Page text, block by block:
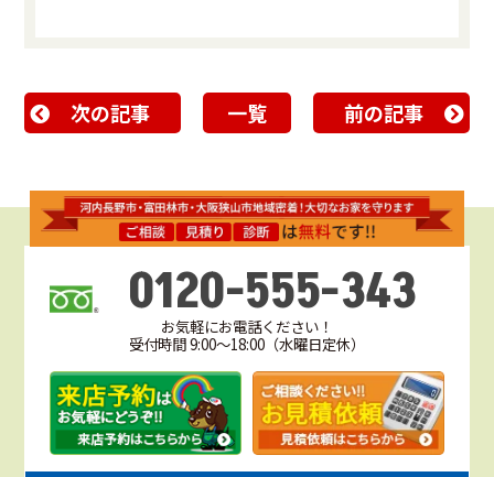
次の記事 一覧 前の記事
0120-555-343
お気軽にお電話ください！
受付時間 9:00～18:00（水曜日定休）